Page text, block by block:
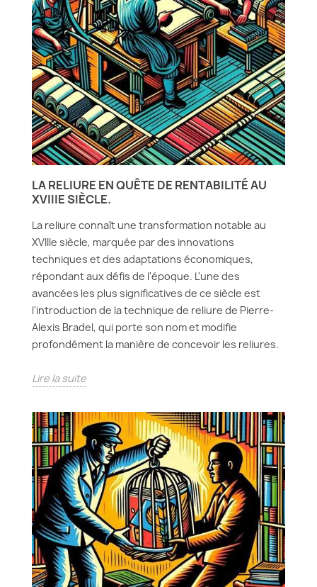
LA RELIURE EN QUÊTE DE RENTABILITÉ AU
XVIIIE SIÈCLE.
La reliure connaît une transformation notable au
XVIIIe siècle, marquée par des innovations
techniques et des adaptations économiques,
répondant aux défis de l'époque. L'une des
avancées les plus significatives de ce siècle est
l'introduction de la technique de reliure de Pierre-
Alexis Bradel, qui porte son nom et modifie
profondément la manière de concevoir les reliures.
Lire la suite